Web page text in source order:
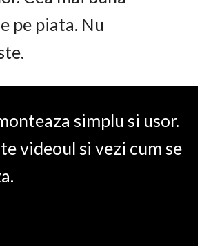
pe piata. Nu
simplu si usor.
videoul si vezi cum se